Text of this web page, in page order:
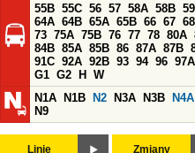
55B 55C 56 57 58A 58B 59
64A 64B 65A 65B 66 67 68
73 75A 75B 76 77 78 80A
84B 85A 85B 86 87A 87B
91C 92A 92B 93 94 96 97A
G1 G2 H
W
N1A
N1B N2 N3A N3B N4A
N9
Linie Zmiany